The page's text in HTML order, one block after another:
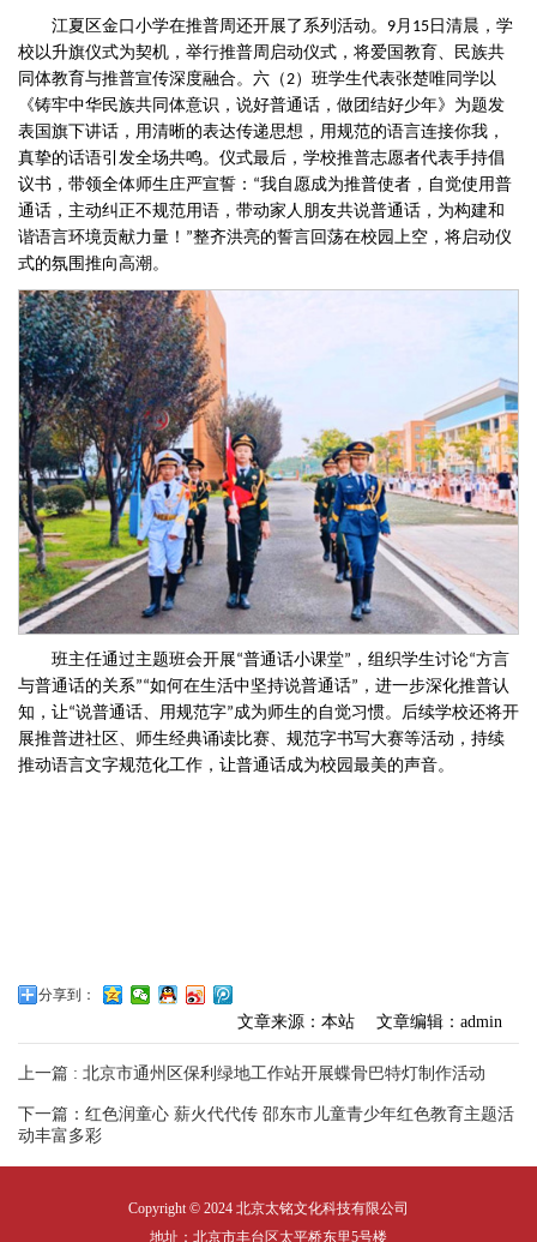
江夏区金口小学在推普周还开展了 系列活动。 9月 15 日清晨， 学
校以升旗仪式为契机，举行推普周启动仪式，将爱国教育、
民族共
同体教育与推普宣传深度融合。 六（2）班学生代表张楚唯同学以
《铸牢中华民族共同体意识， 说好普通话 ， 做团结好少年》为题发
表国旗下讲话，用清晰的表达传递思想，用规范的语言连接你我，
真挚的话语引发全场共鸣。仪式最后，学校推普志愿者代表手持倡
议书，带领全体师生庄严宣誓： “我自愿成为推普使者，自觉使用普
通话，主动纠正不规范用语，带动家人朋友共说普通话，为构建和
谐语言环境贡献力量！ ”整齐洪亮的誓言回荡在校园上空，将启动仪
式的氛围推向高潮。
班主任通过主题班会开展“普通话小课堂” ，组织学生讨论“方言
与普通话的关系”“如何在生活中坚持说普通话” ，进一步深化推普认
知，让“说普通话、用规范字”成为师生的自觉习惯。后续学校还将开
展推普进社区、师生经典诵读比赛、规范字书写大赛等活动，持续
推动语言文字规范化工作，让普通话成为校园最美的声音。
分享到：
文章来源：本站 文章编辑：admin
上一篇 : 北京市通州区保利绿地工作站开展蝶骨巴特灯制作活动
下一篇：红色润童心 薪火代代传 邵东市儿童青少年红色教育主题活
动丰富多彩
Copyright © 2024 北京太铭文化科技有限公司
地址：北京市丰台区太平桥东里5号楼